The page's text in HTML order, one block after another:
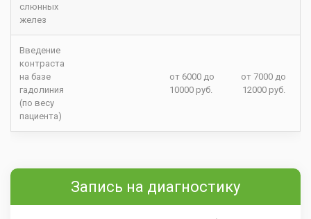
слюнных
желез
Введение
контраста
на базе
гадолиния
(по весу
пациента)
от 6000 до
10000 руб.
от 7000 до
12000 руб.
Запись на диагностику